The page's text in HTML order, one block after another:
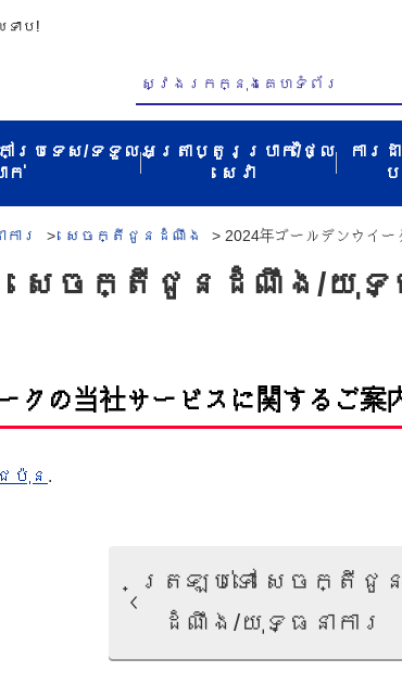
ទាប!
ៅប្រទេស/ទទួល​
ក់​
អត្រាប្តូរប្រាក់/ថ្លៃ
សេវា​
ការ
ារ > សេចក្តីជូនដំណឹង > 2024年ゴールデンウイ
សេចក្តីជូនដំណឹង/យុទ្ធ
クの当社サービスに関するご案
ជប៉ុន .
ត្រឡប់ទៅ សេចក្តីជូន
ដំណឹង/យុទ្ធនាការ